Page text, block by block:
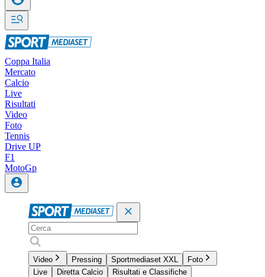
Coppa Italia
Mercato
Calcio
Live
Risultati
Video
Foto
Tennis
Drive UP
F1
MotoGp
Video Pressing Sportmediaset XXL
Foto
Live
Diretta Calcio
Risultati e Classifiche